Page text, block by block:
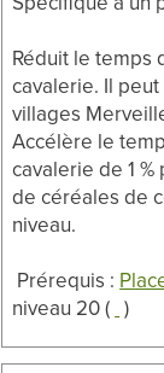
Réduit le temps
cavalerie. Il
villages
Accélère le
cavalerie de 1
de céréales de
niveau.
Prérequis :
niveau 20 ( )